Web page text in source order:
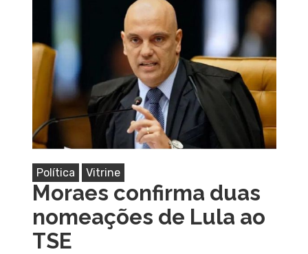
Política Vitrine
Moraes confirma duas
nomeações de Lula ao
TSE